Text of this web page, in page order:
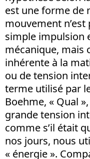
est une forme de
mouvement
simple impulsion
mécanique, mais
inhérente à la
ou de tension
terme utilisé par
Boehme, « Qual
grande tension
comme s’il était
nos jours, nous
« énergie ».